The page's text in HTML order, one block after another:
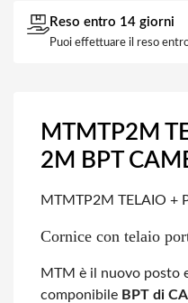
Reso entro 14 giorni
Puoi effettuare il reso
MTMTP2M
2M BPT
MTMTP2M TELAIO +
Cornice con telaio
MTM è il nuovo posto
componibile BPT di